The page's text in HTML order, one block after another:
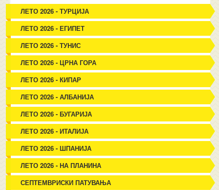
ЛЕТО 2026 - ТУРЦИЈА
ЛЕТО 2026 - ЕГИПЕТ
ЛЕТО 2026 - ТУНИС
ЛЕТО 2026 - ЦРНА ГОРА
ЛЕТО 2026 - КИПАР
ЛЕТО 2026 - АЛБАНИЈА
ЛЕТО 2026 - БУГАРИЈА
ЛЕТО 2026 - ИТАЛИЈА
ЛЕТО 2026 - ШПАНИЈА
ЛЕТО 2026 - НА ПЛАНИНА
СЕПТЕМВРИСКИ ПАТУВАЊА